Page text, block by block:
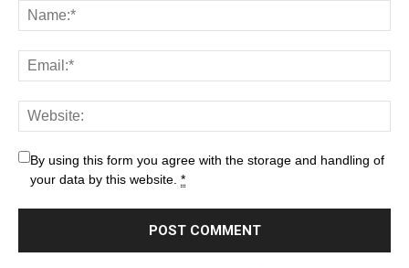
By using this form you agree with the storage and handling of
your data by this website. *